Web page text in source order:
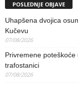
POSLEDNJE OBJAVE
Uhapšena dvojica
Kučevu
07/08/2026
Privremene
trafostanici
07/08/2026